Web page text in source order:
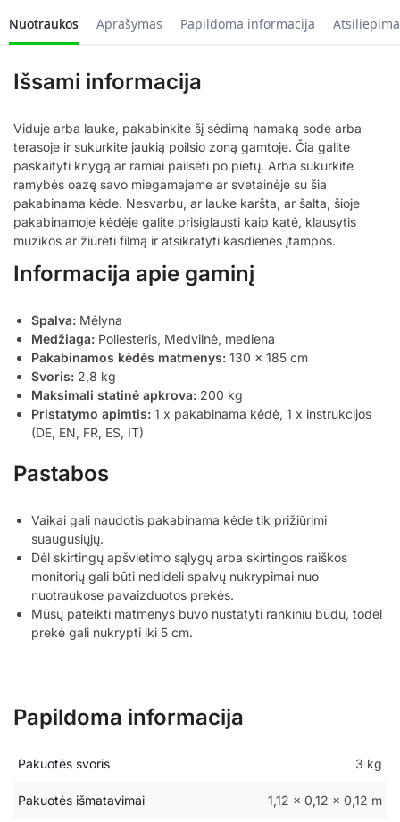
Nuotraukos Aprašymas Papildoma informacija
Išsami informacija
Viduje arba lauke, pakabinkite šį sėdimą hamaką sode arba
terasoje ir sukurkite jaukią poilsio zoną gamtoje. Čia galite
paskaityti knygą ar ramiai pailsėti po pietų. Arba sukurkite
ramybės oazę savo miegamajame ar svetainėje su šia
pakabinama kėde. Nesvarbu, ar lauke karšta, ar šalta, šioje
pakabinamoje kėdėje galite prisiglausti kaip katė, klausytis
muzikos ar žiūrėti filmą ir atsikratyti kasdienės įtampos.
Informacija apie gaminį
Spalva: Mėlyna
Medžiaga: Poliesteris, Medvilnė, mediena
Pakabinamos kėdės matmenys: 130 x 185 cm
Svoris: 2,8 kg
Maksimali statinė apkrova: 200 kg
Pristatymo apimtis: 1 x pakabinama kėdė, 1 x instrukcijos
(DE, EN, FR, ES, IT)
Pastabos
Vaikai gali naudotis pakabinama kėde tik prižiūrimi
suaugusiųjų.
Dėl skirtingų apšvietimo sąlygų arba skirtingos raiškos
monitorių gali būti nedideli spalvų nukrypimai nuo
nuotraukose pavaizduotos prekės.
Mūsų pateikti matmenys buvo nustatyti rankiniu būdu, todėl
prekė gali nukrypti iki 5 cm.
Papildoma informacija
Pakuotės svoris 3 kg
Pakuotės išmatavimai 1,12 × 0,12 × 0,12 m